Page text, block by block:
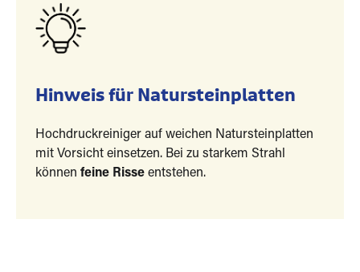
Hinweis für Natursteinplatten
Hochdruckreiniger auf weichen Natursteinplatten
mit Vorsicht einsetzen. Bei zu starkem Strahl
können feine Risse entstehen.